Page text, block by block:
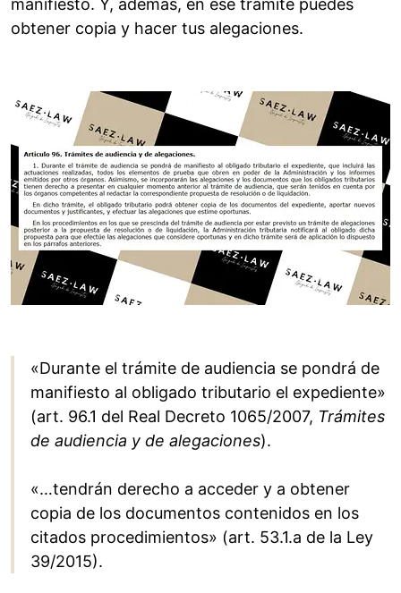
manifiesto. Y, además, en ese trámite puedes
obtener copia y hacer tus alegaciones.
«Durante el trámite de audiencia se pondrá de
manifiesto al obligado tributario el expediente»
(art. 96.1 del Real Decreto 1065/2007, Trámites
de audiencia y de alegaciones).
«…tendrán derecho a acceder y a obtener
copia de los documentos contenidos en los
citados procedimientos» (art. 53.1.a de la Ley
39/2015).